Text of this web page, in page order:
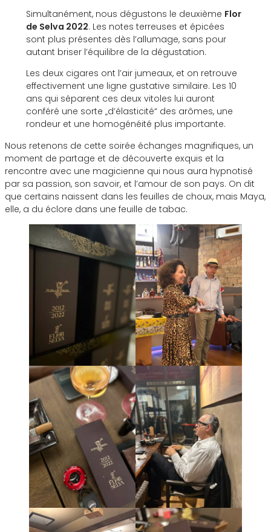
Simultanément, nous dégustons le deuxième Flor
de Selva 2022. Les notes terreuses et épicées
sont plus présentes dès l’allumage, sans pour
autant briser l’équilibre de la dégustation.
Les deux cigares ont l’air jumeaux, et on retrouve
effectivement une ligne gustative similaire. Les 10
ans qui séparent ces deux vitoles lui auront
conféré une sorte „d’élasticité“ des arômes, une
rondeur et une homogénéité plus importante.
Nous retenons de cette soirée échanges magnifiques, un
moment de partage et de découverte exquis et la
rencontre avec une magicienne qui nous aura hypnotisé
par sa passion, son savoir, et l’amour de son pays. On dit
que certains naissent dans les feuilles de choux, mais Maya,
elle, a du éclore dans une feuille de tabac.